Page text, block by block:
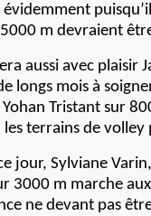
5000 m devraient
aussi avec plaisir
longs mois à
Tristant sur
terrains de volley
jour, Sylviane
3000 m marche
ne devant pas